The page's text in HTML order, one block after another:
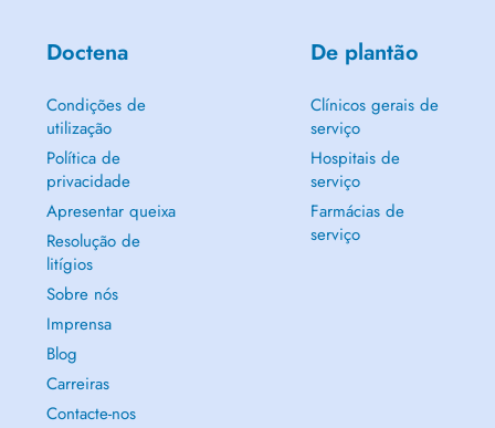
Doctena
Condições de
utilização
Política de
privacidade
Apresentar queixa
Resolução de
litígios
Sobre nós
Imprensa
Blog
Carreiras
Contacte-nos
De plantão
Clínicos gerais de
serviço
Hospitais de
serviço
Farmácias de
serviço